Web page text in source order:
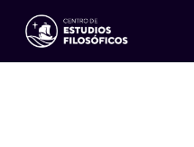
Eventos